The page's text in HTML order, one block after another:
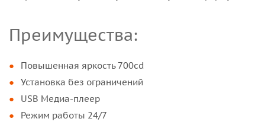
Преимущества:
Повышенная яркость 700cd
Установка без ограничений
USB Медиа-плеер
Режим работы 24/7